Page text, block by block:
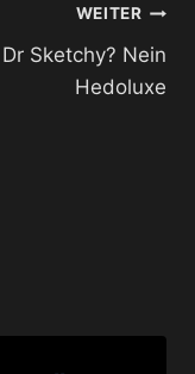
WEITER
Dr Sketchy? Nein
Hedoluxe